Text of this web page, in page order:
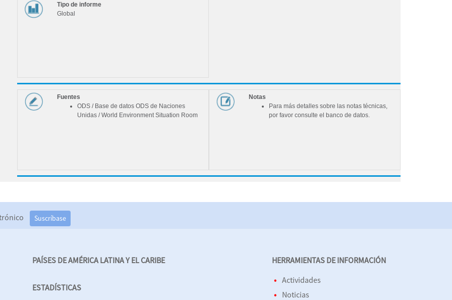
Montserrat, Nicaragua, Panamá, Perú, Puerto Rico,
República Dominicana, Saint Kitts y Nevis, San
Tipo de informe
Global
Fuentes
ODS / Base de datos ODS de Naciones
Unidas / World Environment Situation Room
Notas
Para más detalles sobre las notas técnicas,
por favor consulte el banco de datos.
Suscríbase
PAÍSES DE AMÉRICA LATINA Y EL CARIBE
ESTADÍSTICAS
HERRAMIENTAS DE INFORMACIÓN
Actividades
Noticias